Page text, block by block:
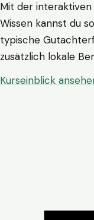
Mit der
Wissen kannst du
typische
zusätzlich lokale
Kurseinblick